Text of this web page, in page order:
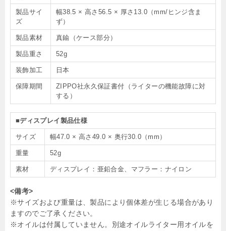
製品サイ
ズ
幅38.5 × 高さ56.5 × 厚さ13.0（mm/ヒンジ含ま
ず）
製品素材 真鍮（ケース部分）
製品重さ 52g
装飾加工 日本
保障期間
ZIPPO社永久保証書付（ライターの機能故障に対
する）
■ディスプレイ製品仕様
サイズ 幅47.0 × 高さ49.0 × 奥行30.0（mm）
重量 52g
素材 ディスプレイ：亜鉛合金、マフラー：ナイロン
<備考>
※サイズおよび重量は、製品により個体差が生じる場合があり
ますのでご了承ください。
※オイルは付属していません。別途オイルライター用オイルを